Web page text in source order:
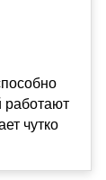
работают
чутко